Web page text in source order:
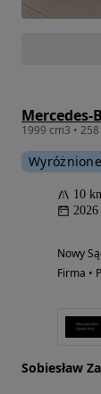
1999 cm3 •
Wyróżnione
10
2026
Nowy
Firma •
Sobiesław